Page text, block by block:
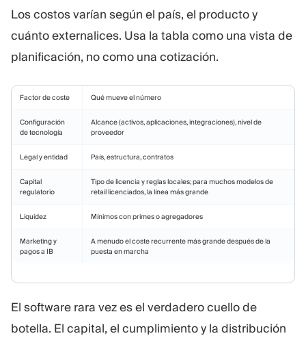
Los costos varían según el país, el producto y
cuánto externalices. Usa la tabla como una vista de
planificación, no como una cotización.
Factor de coste Qué mueve el número
Configuración
de tecnología
Alcance (activos, aplicaciones, integraciones), nivel de
proveedor
Legal y entidad País, estructura, contratos
Capital
regulatorio
Tipo de licencia y reglas locales; para muchos modelos de
retail licenciados, la línea más grande
Liquidez Mínimos con primes o agregadores
Marketing y
pagos a IB
A menudo el coste recurrente más grande después de la
puesta en marcha
El software rara vez es el verdadero cuello de
botella. El capital, el cumplimiento y la distribución